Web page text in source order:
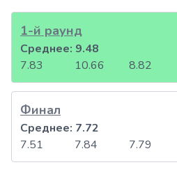
1-й раунд
7.83 10.66 8.82
Среднее: 9.48
Финал
7.51 7.84 7.79
Среднее: 7.72